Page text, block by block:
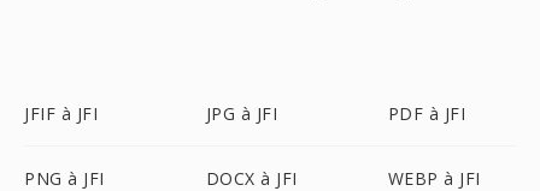
JFIF à JFI JPG à JFI PDF à JFI
PNG à JFI DOCX à JFI WEBP à JFI